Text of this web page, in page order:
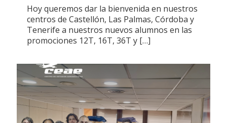
Hoy queremos dar la bienvenida en nuestros
centros de Castellón, Las Palmas, Córdoba y
Tenerife a nuestros nuevos alumnos en las
promociones 12T, 16T, 36T y […]